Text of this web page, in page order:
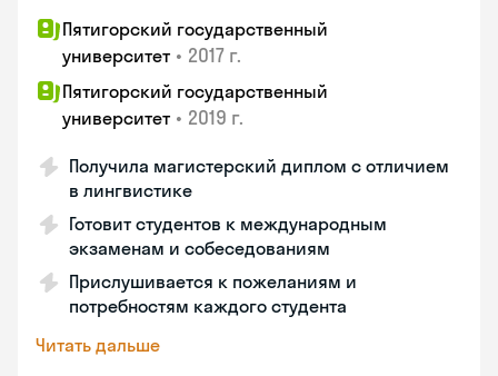
Пятигорский государственный
университет • 2017 г.
Пятигорский государственный
университет • 2019 г.
Получила магистерский диплом с отличием
в лингвистике
Готовит студентов к международным
экзаменам и собеседованиям
Прислушивается к пожеланиям и
потребностям каждого студента
Читать дальше